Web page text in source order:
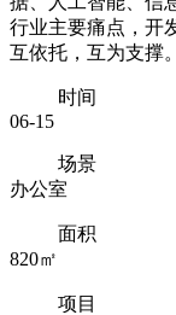
行业主要痛点，开
互依托，互为支撑。
时间
06-15
场景
办公室
面积
820㎡
项目